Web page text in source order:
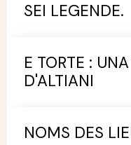
SEI LEGENDE.
E TORTE :
D'ALTIANI
NOMS DES